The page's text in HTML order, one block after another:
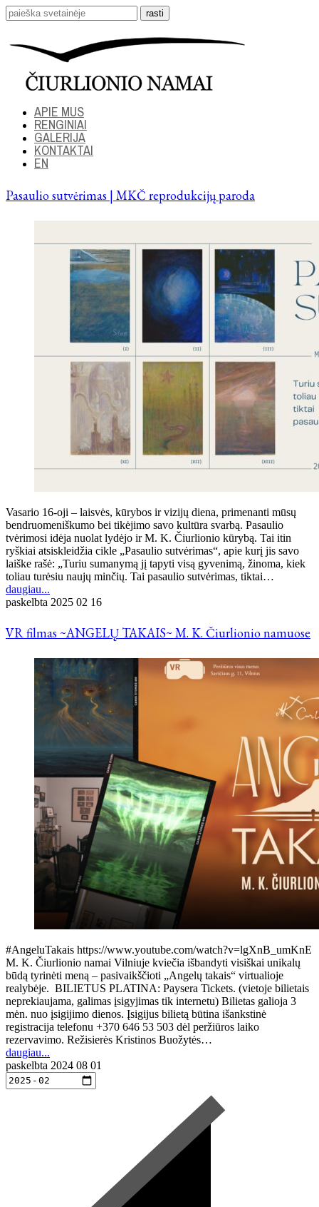
APIE MUS
RENGINIAI
GALERIJA
KONTAKTAI
EN
Pasaulio sutvėrimas | MKČ reprodukcijų paroda
Vasario 16-oji – laisvės, kūrybos ir vizijų diena, primenanti mūsų
bendruomeniškumo bei tikėjimo savo kultūra svarbą. Pasaulio
tvėrimosi idėja nuolat lydėjo ir M. K. Čiurlionio kūrybą. Tai itin
ryškiai atsiskleidžia cikle „Pasaulio sutvėrimas“, apie kurį jis savo
laiške rašė: „Turiu sumanymą jį tapyti visą gyvenimą, žinoma, kiek
toliau turėsiu naujų minčių. Tai pasaulio sutvėrimas, tiktai…
daugiau...
paskelbta 2025 02 16
VR filmas ~ANGELŲ TAKAIS~ M. K. Čiurlionio namuose
#AngeluTakais https://www.youtube.com/watch?v=lgXnB_umKnE
M. K. Čiurlionio namai Vilniuje kviečia išbandyti visiškai unikalų
būdą tyrinėti meną – pasivaikščioti „Angelų takais“ virtualioje
realybėje. BILIETUS PLATINA: Paysera Tickets. (vietoje bilietais
neprekiaujama, galimas įsigyjimas tik internetu) Bilietas galioja 3
mėn. nuo įsigijimo dienos. Įsigijus bilietą būtina išankstinė
registracija telefonu +370 646 53 503 dėl peržiūros laiko
rezervavimo. Režisierės Kristinos Buožytės…
daugiau...
paskelbta 2024 08 01